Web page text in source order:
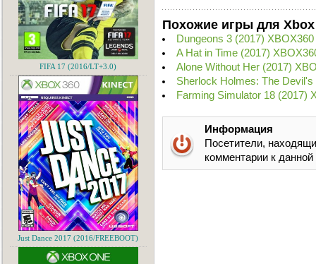
Похожие игры для Xbox
Dungeons 3 (2017) XBOX360
A Hat in Time (2017)
Alone Without Her (2017)
Sherlock Holmes: The
Farming Simulator 18 (2017)
Информация
Посетители,
комментарии к
FIFA 17 (2016/LT+3.0)
Just Dance 2017 (2016/FREEBOOT)